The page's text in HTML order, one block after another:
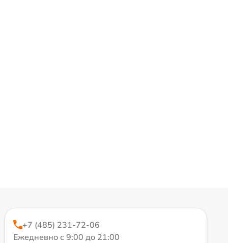
+7 (485) 231-72-06
Ежедневно с 9:00 до 21:00